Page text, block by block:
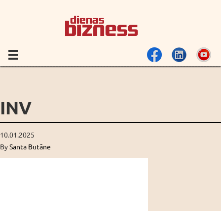
INV
10.01.2025
BySanta Butāne